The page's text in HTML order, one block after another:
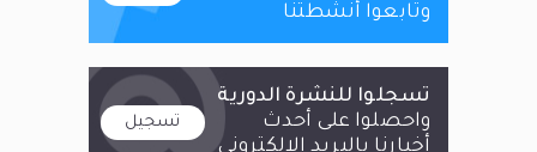
وتابعوا أنشطتنا
تسجلوا للنشرة الدورية
واحصلوا على أحدث
أخبارنا بالبريد الالكتروني
تسجيل